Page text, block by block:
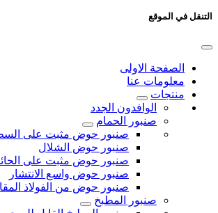
التنقل في الموقع
الصفحة الاولى
معلومات عنا
منتجات
الوافدون الجدد
صنبور الحمام
صنبور حوض مثبت على
صنبور حوض الشلال
صنبور حوض مثبت على
صنبور حوض واسع الانتشار
صنبور حوض من الفولاذ
صنبور المطبخ